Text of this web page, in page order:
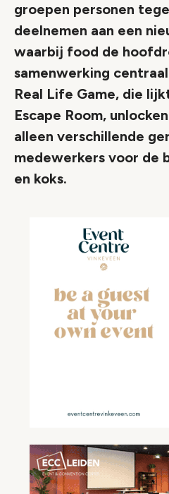
groepen personen
deelnemen aan een
waarbij food de
samenwerking
Real Life Game, die
Escape Room,
alleen verschillende
medewerkers voor de
en koks.